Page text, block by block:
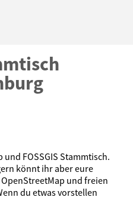
FOSSGIS Stammtisch.
könnt ihr aber eure
und freien
du etwas vorstellen